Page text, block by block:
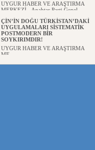
UYGUR HABER VE ARAŞTIRMA
MERKEZİ Anahtar Parti Genel
ÇİN’İN DOĞU TÜRKİSTAN’DAKİ
UYGULAMALARI SİSTEMATİK
POSTMODERN BİR
SOYKIRIMDIR!
UYGUR HABER VE ARAŞTIRMA
ME...
DİYANET AKADEMİSİ BAŞKANI